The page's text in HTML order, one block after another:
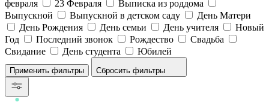
февраля
23 Февраля
Выписка из роддома
Выпускной
Выпускной в детском саду
День Матери
День Рождения
День семьи День учителя
Новый
Год
Последний звонок Рождество
Свадьба
Свидание
День студента Юбилей
Сбросить фильтры